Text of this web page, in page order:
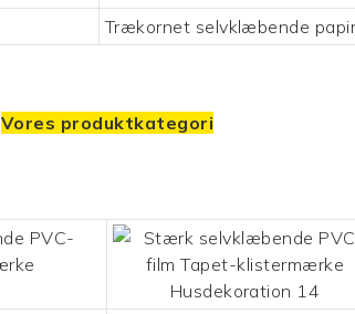
Trækornet selvklæbende
Vores produktkategori